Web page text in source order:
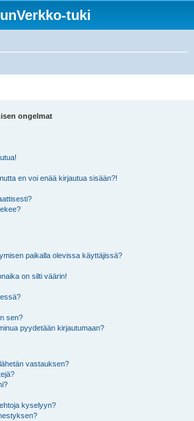
tuki
ongelmat
en voi enää kirjautua sisään?!
paikalla olevissa käyttäjissä?
on silti väärin!
sen?
pyydetään kirjautumaan?
vastauksen?
kyselyyn?